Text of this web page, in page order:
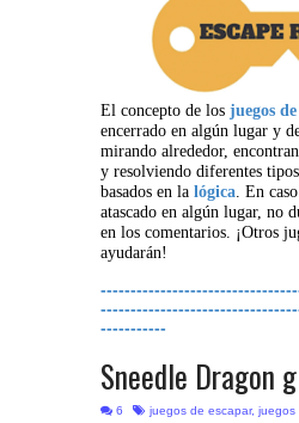
El concepto de los juegos de
encerrado en algún lugar y
mirando alrededor,
y resolviendo diferentes
basados en la lógica. En
atascado en algún lugar, no
en los comentarios. ¡Otros
ayudarán!
-----------
Sneedle Dragon
6 juegos de escapar, juegos